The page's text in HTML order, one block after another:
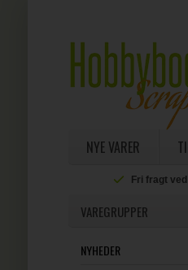
NYE VARER
Fri fragt
VAREGRUPPER
NYHEDER